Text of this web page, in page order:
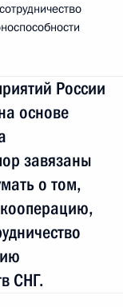
России
основе
завязаны
о том,
СНГ.